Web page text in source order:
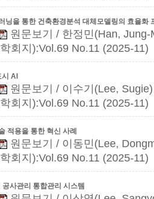
닝을 통한 건축환경분석 대체모델링의 효율화
원문보기
/ 한정민(Han, Jung-
회지):Vol.69 No.11 (2025-11)
AI
원문보기
/ 이수기(Lee, Sugie)
회지):Vol.69 No.11 (2025-11)
적용을 통한 혁신 사례
원문보기
/ 이동민(Lee,
회지):Vol.69 No.11 (2025-11)
사관리 통합관리 시스템